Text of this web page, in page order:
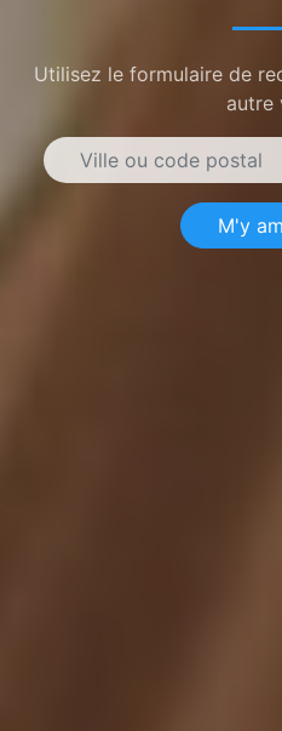
Utilisez le formulaire de
autre
M'y